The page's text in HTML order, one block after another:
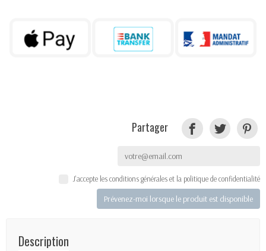
Partager
J'accepte les conditions générales et la politique de confidentialité
Prévenez-moi lorsque le produit est disponible
Description